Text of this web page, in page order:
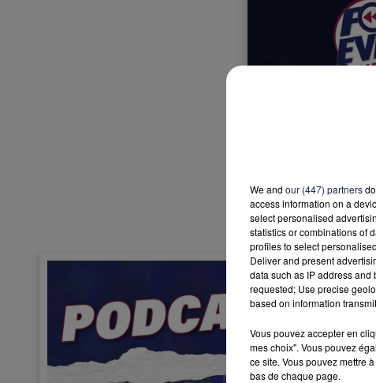
We and our (447) partners
access information on a
select personalised
statistics or combinations of
profiles to select
Deliver and present
data such as IP address
requested; Use precise
based on information
Vous pouvez accepter en
mes choix". Vous pouvez
ce site. Vous pouvez mettre
bas de chaque page.